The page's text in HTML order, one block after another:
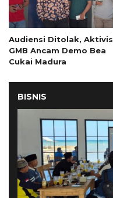
Audiensi Ditolak, Aktivis
GMB Ancam Demo Bea
Cukai Madura
BISNIS